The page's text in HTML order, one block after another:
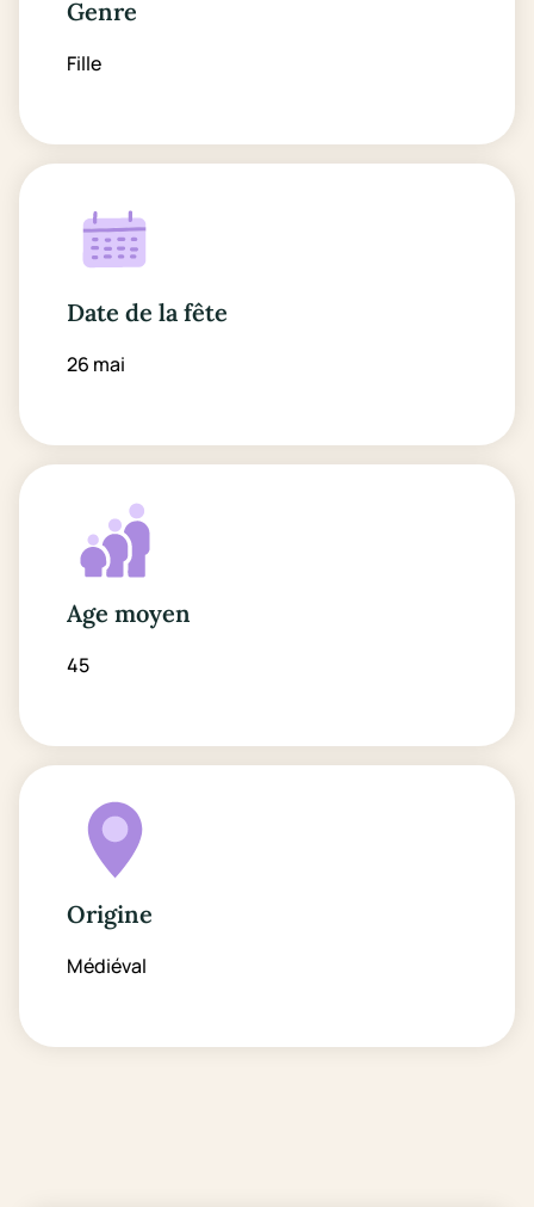
Genre
Fille
Date de la fête
26 mai
Age moyen
45
Origine
Médiéval